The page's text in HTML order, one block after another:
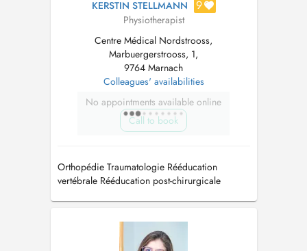
KERSTIN STELLMANN 9
Physiotherapist
Centre Médical Nordstrooss,
Marbuergerstrooss, 1,
9764 Marnach
Colleagues' availabilities
No appointments available online
Call to book
Orthopédie Traumatologie Rééducation
vertébrale Rééducation post-chirurgicale